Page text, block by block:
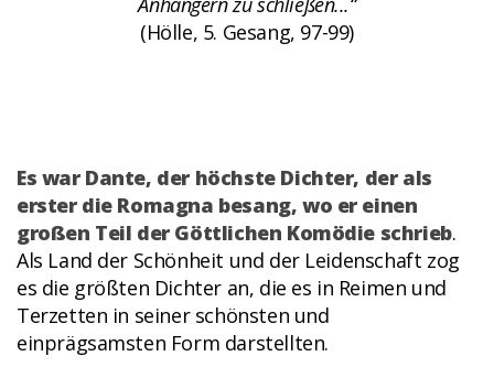
(Hölle, 5. Gesang, 97-99)
Es war Dante, der höchste Dichter, der als
erster die Romagna besang, wo er einen
großen Teil der Göttlichen Komödie schrieb.
Als Land der Schönheit und der Leidenschaft zog
es die größten Dichter an, die es in Reimen und
Terzetten in seiner schönsten und
einprägsamsten Form darstellten.